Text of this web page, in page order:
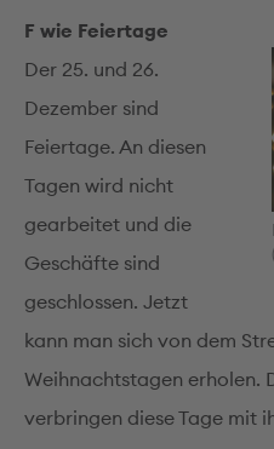
F wie Feiertage
Der 25. und 26.
Dezember sind
Feiertage. An diesen
Tagen wird nicht
gearbeitet und die
Geschäfte sind
geschlossen. Jetzt
kann man sich von dem
Weihnachtstagen erholen.
verbringen diese Tage mit